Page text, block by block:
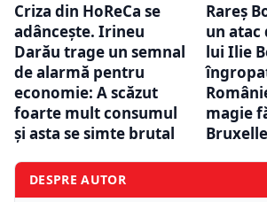
Criza din HoReCa se
adâncește. Irineu
Darău trage un semnal
de alarmă pentru
economie: A scăzut
foarte mult consumul
şi asta se simte brutal
Rareș
un atac
lui Ilie
magie
DESPRE AUTOR